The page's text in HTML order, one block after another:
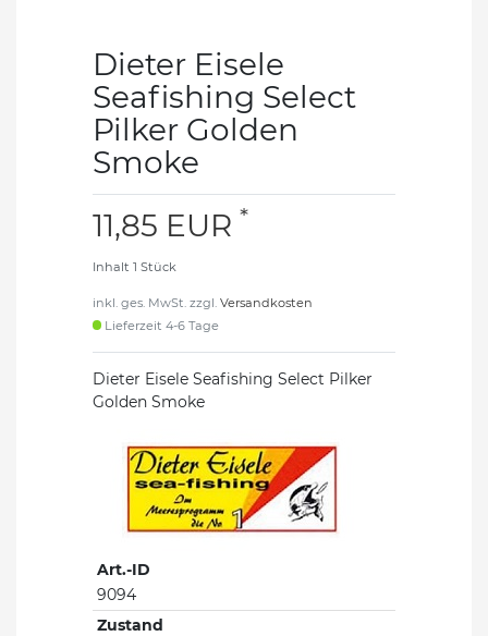
Dieter Eisele
Seafishing Select
Pilker Golden
Smoke
11,85 EUR *
Inhalt 1 Stück
inkl. ges. MwSt. zzgl. Versandkosten
Lieferzeit 4-6 Tage
Dieter Eisele Seafishing Select Pilker
Golden Smoke
Art.-ID
9094
Zustand